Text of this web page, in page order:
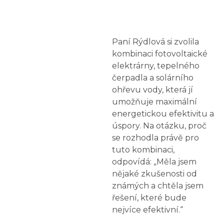
Paní Rýdlová si zvolila
kombinaci fotovoltaické
elektrárny, tepelného
čerpadla a solárního
ohřevu vody, která jí
umožňuje maximální
energetickou efektivitu a
úspory. Na otázku, proč
se rozhodla právě pro
tuto kombinaci,
odpovídá: „Měla jsem
nějaké zkušenosti od
známých a chtěla jsem
řešení, které bude
nejvíce efektivní.“